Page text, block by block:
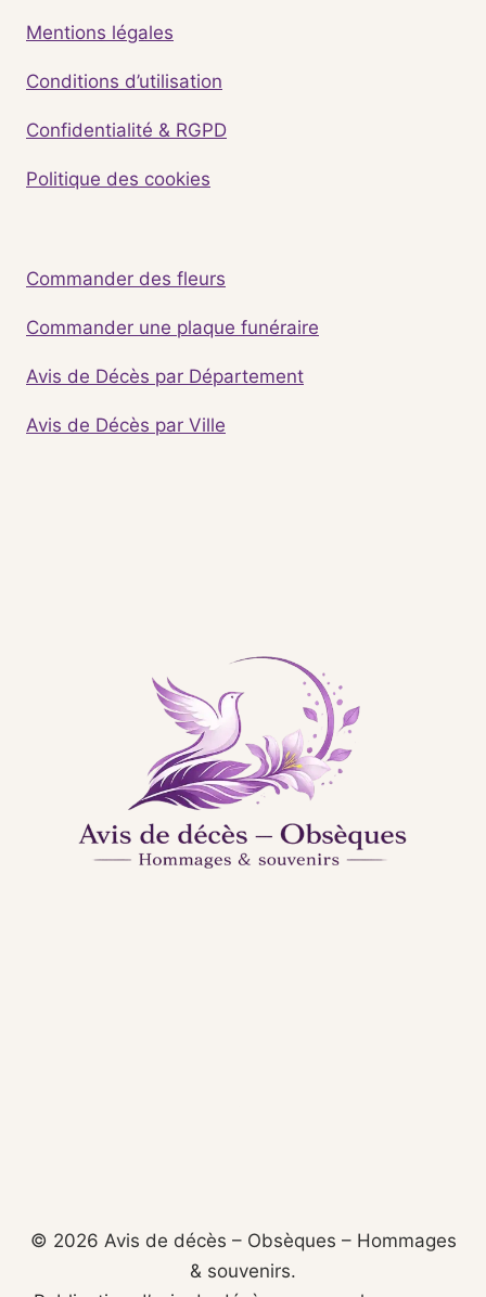
Mentions légales
Conditions d’utilisation
Confidentialité & RGPD
Politique des cookies
Commander des fleurs
Commander une plaque funéraire
Avis de Décès par Département
Avis de Décès par Ville
© 2026 Avis de décès – Obsèques – Hommages
& souvenirs.